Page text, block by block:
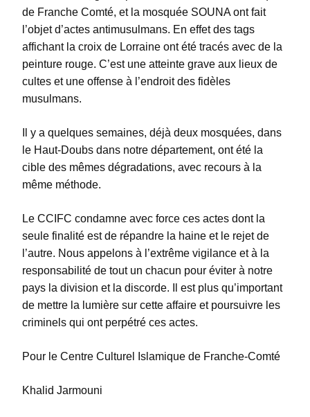
de Franche Comté, et la mosquée SOUNA ont fait
l’objet d’actes antimusulmans. En effet des tags
affichant la croix de Lorraine ont été tracés avec de la
peinture rouge. C’est une atteinte grave aux lieux de
cultes et une offense à l’endroit des fidèles
musulmans.
Il y a quelques semaines, déjà deux mosquées, dans
le Haut-Doubs dans notre département, ont été la
cible des mêmes dégradations, avec recours à la
même méthode.
Le CCIFC condamne avec force ces actes dont la
seule finalité est de répandre la haine et le rejet de
l’autre. Nous appelons à l’extrême vigilance et à la
responsabilité de tout un chacun pour éviter à notre
pays la division et la discorde. Il est plus qu’important
de mettre la lumière sur cette affaire et poursuivre les
criminels qui ont perpétré ces actes.
Pour le Centre Culturel Islamique de Franche-Comté
Khalid Jarmouni